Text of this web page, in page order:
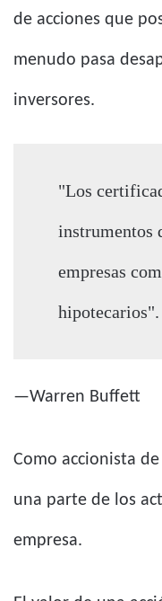
de acciones que
menudo pasa
inversores.
"Los
instrumentos
empresas
hipotecarios".
—Warren Buffett
Como accionista
una parte de los
empresa.